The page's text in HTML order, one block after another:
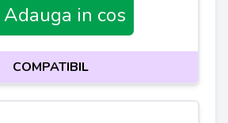
Adauga in cos
COMPATIBIL